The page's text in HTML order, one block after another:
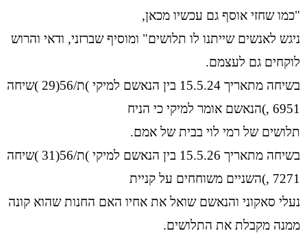
"כמו שחזי אוסף גם עכשיו מכאן,
ניגש לאנשים שייתנו לו תלושים" ומוסיף שברזני, ודאי והרוש
לוקחים גם לעצמם.
בשיחה מתאריך 15.5.24 בין הנאשם למיקי )ת/56(29 )שיחה
6951 ,)הנאשם אומר למיקי כי הניח
תלושים של רמי לוי בבית של אמם.
בשיחה מתאריך 15.5.26 בין הנאשם למיקי )ת/56(31 )שיחה
7271 ,)השניים משוחחים על קניית
נעלי סאקוני והנאשם שואל את אחיו האם החנות שהוא קונה
ממנה מקבלת את התלושים.